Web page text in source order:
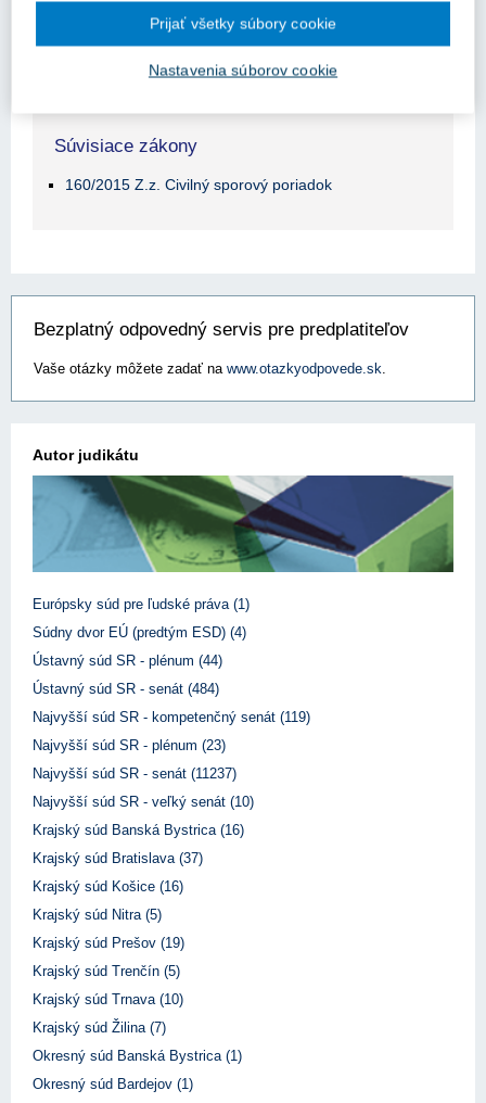
Registrácia Prihlásenie
Súvisiace zákony
160/2015 Z.z. Civilný sporový poriadok
Bezplatný odpovedný servis pre predplatiteľov
Vaše otázky môžete zadať na www.otazkyodpovede.sk.
Autor judikátu
Európsky súd pre ľudské práva (1)
Súdny dvor EÚ (predtým ESD) (4)
Ústavný súd SR - plénum (44)
Ústavný súd SR - senát (484)
Najvyšší súd SR - kompetenčný senát (119)
Najvyšší súd SR - plénum (23)
Najvyšší súd SR - senát (11237)
Najvyšší súd SR - veľký senát (10)
Krajský súd Banská Bystrica (16)
Krajský súd Bratislava (37)
Krajský súd Košice (16)
Krajský súd Nitra (5)
Krajský súd Prešov (19)
Krajský súd Trenčín (5)
Krajský súd Trnava (10)
Krajský súd Žilina (7)
Okresný súd Banská Bystrica (1)
Okresný súd Bardejov (1)
Nastavenia súborov cookie
Prijať všetky súbory cookie